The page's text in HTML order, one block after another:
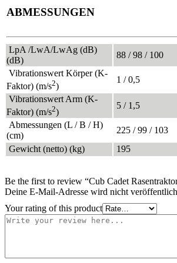
ABMESSUNGEN
LpA /LwA/LwAg (dB)
(dB)
88 / 98 / 100
Vibrationswert Körper (K-
Faktor) (m/s2)
1 / 0,5
Vibrationswert Arm (K-
Faktor) (m/s2)
5 / 1,5
Abmessungen (L / B / H)
(cm)
225 / 99 / 103
Gewicht (netto) (kg)
195
Be the first to review “Cub Cadet
Deine E-Mail-Adresse wird nicht
Your rating of this product